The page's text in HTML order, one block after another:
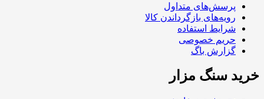
پرسش‌های متداول
رویه‌های بازگرداندن کالا
شرایط استفاده
حریم خصوصی
گزارش باگ
خرید سنگ مزار